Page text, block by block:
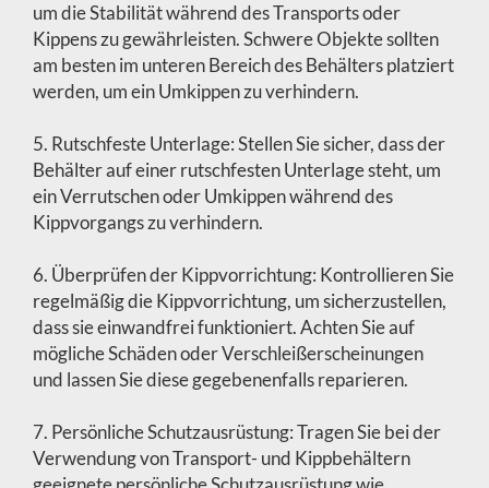
um die Stabilität während des Transports oder
Kippens zu gewährleisten. Schwere Objekte sollten
am besten im unteren Bereich des Behälters platziert
werden, um ein Umkippen zu verhindern.
5. Rutschfeste Unterlage: Stellen Sie sicher, dass der
Behälter auf einer rutschfesten Unterlage steht, um
ein Verrutschen oder Umkippen während des
Kippvorgangs zu verhindern.
6. Überprüfen der Kippvorrichtung: Kontrollieren Sie
regelmäßig die Kippvorrichtung, um sicherzustellen,
dass sie einwandfrei funktioniert. Achten Sie auf
mögliche Schäden oder Verschleißerscheinungen
und lassen Sie diese gegebenenfalls reparieren.
7. Persönliche Schutzausrüstung: Tragen Sie bei der
Verwendung von Transport- und Kippbehältern